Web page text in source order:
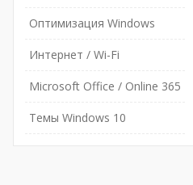
Оптимизация Windows
Интернет / Wi-Fi
Microsoft Office / Online 365
Темы Windows 10